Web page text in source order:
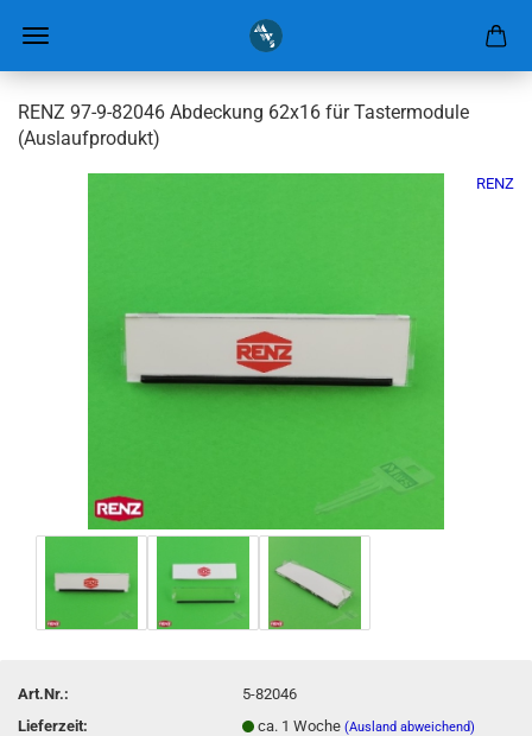
RENZ 97-9-82046 Abdeckung 62x16 für Tastermodule
(Auslaufprodukt)
RENZ
Art.Nr.:
5-82046
Lieferzeit:
ca. 1 Woche(Ausland abweichend)